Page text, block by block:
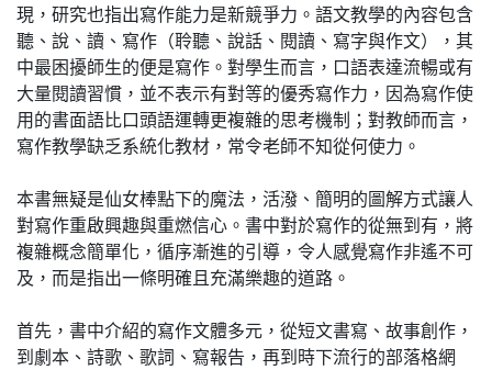
現，研究也指出寫作能力是新競爭力。語文教學的內容包含
聽、說、讀、寫作（聆聽、說話、閱讀、寫字與作文），其
中最困擾師生的便是寫作。對學生而言，口語表達流暢或有
大量閱讀習慣，並不表示有對等的優秀寫作力，因為寫作使
用的書面語比口頭語運轉更複雜的思考機制；對教師而言，
寫作教學缺乏系統化教材，常令老師不知從何使力。
本書無疑是仙女棒點下的魔法，活潑、簡明的圖解方式讓人
對寫作重啟興趣與重燃信心。書中對於寫作的從無到有，將
複雜概念簡單化，循序漸進的引導，令人感覺寫作非遙不可
及，而是指出一條明確且充滿樂趣的道路。
首先，書中介紹的寫作文體多元，從短文書寫、故事創作，
到劇本、詩歌、歌詞、寫報告，再到時下流行的部落格網